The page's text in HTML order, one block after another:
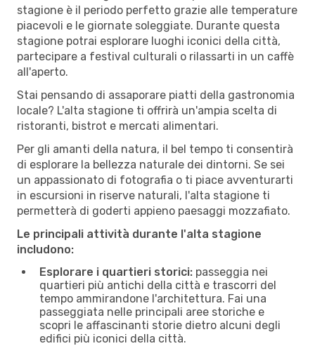
stagione è il periodo perfetto grazie alle temperature
piacevoli e le giornate soleggiate. Durante questa
stagione potrai esplorare luoghi iconici della città,
partecipare a festival culturali o rilassarti in un caffè
all'aperto.
Stai pensando di assaporare piatti della gastronomia
locale? L'alta stagione ti offrirà un'ampia scelta di
ristoranti, bistrot e mercati alimentari.
Per gli amanti della natura, il bel tempo ti consentirà
di esplorare la bellezza naturale dei dintorni. Se sei
un appassionato di fotografia o ti piace avventurarti
in escursioni in riserve naturali, l'alta stagione ti
permetterà di goderti appieno paesaggi mozzafiato.
Le principali attività durante l'alta stagione
includono:
Esplorare i quartieri storici: passeggia nei
quartieri più antichi della città e trascorri del
tempo ammirandone l'architettura. Fai una
passeggiata nelle principali aree storiche e
scopri le affascinanti storie dietro alcuni degli
edifici più iconici della città.